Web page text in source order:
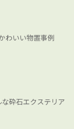
わいい物置事例
砕石エクステリア